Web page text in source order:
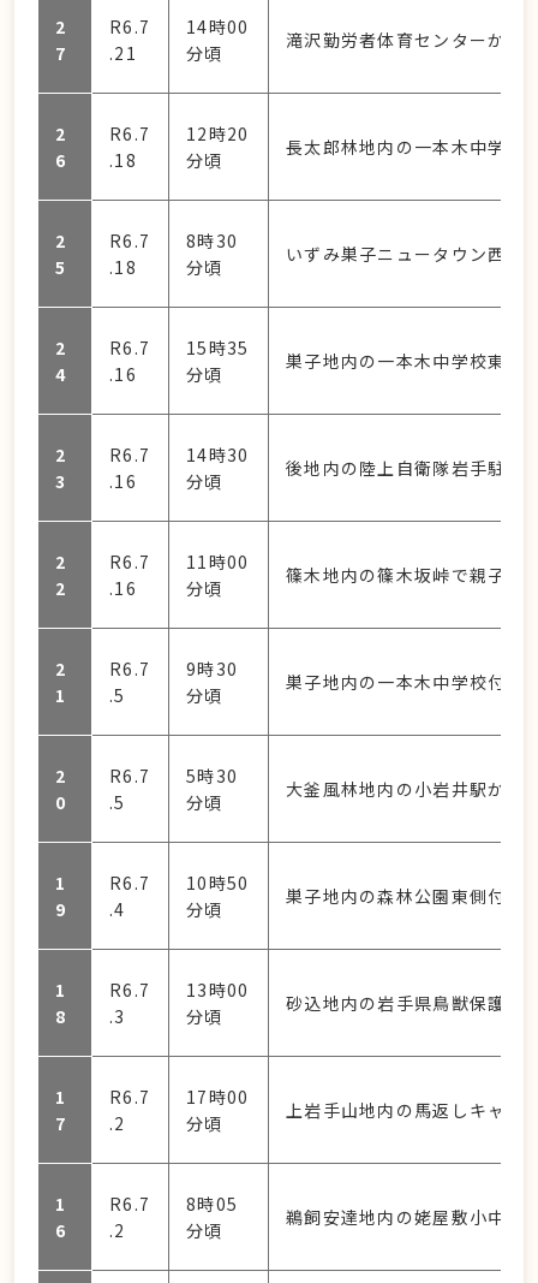
2
7
R6.7
.21
14時00
分頃
滝沢勤労者体育センターから
2
6
R6.7
.18
12時20
分頃
長太郎林地内の一本木中学校
2
5
R6.7
.18
8時30
分頃
いずみ巣子ニュータウン西側
2
4
R6.7
.16
15時35
分頃
巣子地内の一本木中学校東側
2
3
R6.7
.16
14時30
分頃
後地内の陸上自衛隊岩手駐屯
2
2
R6.7
.16
11時00
分頃
篠木地内の篠木坂峠で親子グ
2
1
R6.7
.5
9時30
分頃
巣子地内の一本木中学校付近
2
0
R6.7
.5
5時30
分頃
大釜風林地内の小岩井駅から
1
9
R6.7
.4
10時50
分頃
巣子地内の森林公園東側付近
1
8
R6.7
.3
13時00
分頃
砂込地内の岩手県鳥獣保護セ
1
7
R6.7
.2
17時00
分頃
上岩手山地内の馬返しキャン
1
6
R6.7
.2
8時05
分頃
鵜飼安達地内の姥屋敷小中学